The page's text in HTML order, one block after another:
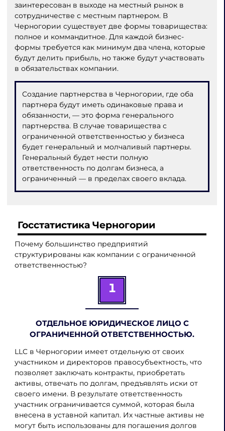
заинтересован в выходе на местный рынок в
сотрудничестве с местным партнером. В
Черногории существует две формы товарищества:
полное и коммандитное. Для каждой бизнес-
формы требуется как минимум два члена, которые
будут делить прибыль, но также будут участвовать
в обязательствах компании.
Создание партнерства в Черногории, где оба
партнера будут иметь одинаковые права и
обязанности, — это форма генерального
партнерства. В случае товарищества с
ограниченной ответственностью у бизнеса
будет генеральный и молчаливый партнеры.
Генеральный будет нести полную
ответственность по долгам бизнеса, а
ограниченный — в пределах своего вклада.
Госстатистика Черногории
Почему большинство предприятий
структурированы как компании с ограниченной
ответственностью?
1
ОТДЕЛЬНОЕ ЮРИДИЧЕСКОЕ ЛИЦО С
ОГРАНИЧЕННОЙ ОТВЕТСТВЕННОСТЬЮ.
LLC в Черногории имеет отдельную от своих
участником и директоров правосубъектность, что
позволяет заключать контракты, приобретать
активы, отвечать по долгам, предъявлять иски от
своего имени. В результате ответственность
участник ограничивается суммой, которая была
внесена в уставной капитал. Их частные активы не
могут быть использованы для погашения долгов